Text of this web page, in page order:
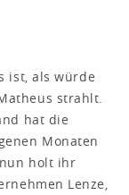
ist, als würde
strahlt.
hat die
Monaten
holt ihr
Lenze,